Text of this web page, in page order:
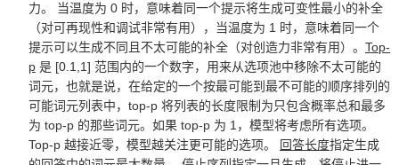
力。 当温度为 0 时，意味着同一个提示将生成可变性最小的补全
（对可再现性和调试非常有用），当温度为 1 时，意味着同一个
提示可以生成不同且不太可能的补全（对创造力非常有用）。 Top-
p 是 [0.1,1] 范围内的一个数字，用来从选项池中移除不太可能的
词元，也就是说，在给定的一个按最可能到最不可能的顺序排列的
可能词元列表中，top-p 将列表的长度限制为只包含概率总和最多
为 top-p 的那些词元。如果 top-p 为 1，模型将考虑所有选项。
Top-p 越接近零，模型越关注更可能的选项。
回答长度指定生成